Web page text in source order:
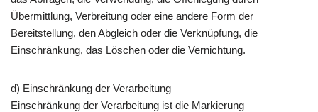
Übermittlung, Verbreitung oder eine andere Form der
Bereitstellung, den Abgleich oder die Verknüpfung, die
Einschränkung, das Löschen oder die Vernichtung.
d) Einschränkung der Verarbeitung
Einschränkung der Verarbeitung ist die Markierung